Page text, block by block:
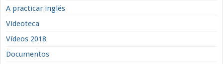
A practicar inglés
Videoteca
Vídeos 2018
Documentos